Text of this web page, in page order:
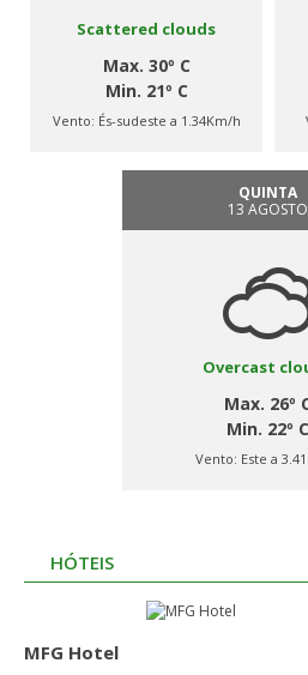
Scattered clouds
Max. 30º C
Min. 21º C
Vento: És-sudeste a 1.34Km/h
QUINTA
13 AGOSTO
Overcast
Max. 26º
Min. 22º C
Vento: Este a
HÓTEIS
MFG Hotel